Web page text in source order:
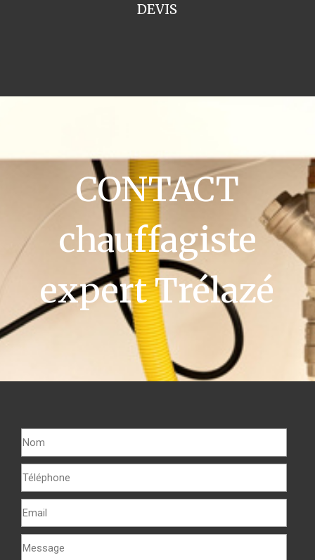
DEVIS
CONTACT
chauffagiste
expert Trélazé